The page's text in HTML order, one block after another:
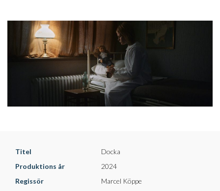
Titel
Docka
Produktions år
2024
Regissör
Marcel Köppe